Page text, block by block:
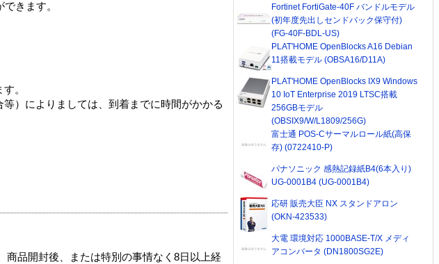
きます。
。
）によりましては、到着までに時間がかかる
品開封後、または特別の事情なく8日以上経
Fortinet FortiGate-40F バンドルモデル
(初年度先出しセンドバック保守付)
(FG-40F-BDL-US)
PLAT'HOME OpenBlocks A16 Debian
11搭載モデル (OBSA16/D11A)
PLAT'HOME OpenBlocks IX9 Windows
10 IoT Enterprise 2019 LTSC搭載
256GBモデル
(OBSIX9/W/L1809/256G)
富士通 POS-Cサーマルロール紙(高保
存) (0722410-P)
パナソニック 感熱記録紙B4(6本入り)
UG-0001B4 (UG-0001B4)
応研 販売大臣 NX スタンドアロン
(OKN-423533)
大電 環境対応 1000BASE-T/X メディ
アコンバータ (DN1800SG2E)